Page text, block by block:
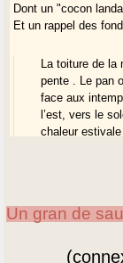
Dont un "cocon
Et un rappel des
La toiture de
pente . Le pan
face aux
l’est, vers le
chaleur estivale
Un gran de